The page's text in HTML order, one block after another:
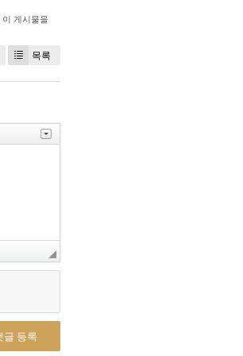
이 게시물을
목록
글 등록